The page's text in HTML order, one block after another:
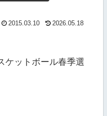
2015.03.10 2026.05.18
ットボール春季選